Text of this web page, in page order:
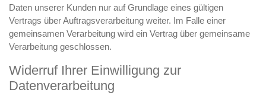
Daten unserer Kunden nur auf Grundlage eines gültigen
Vertrags über Auftragsverarbeitung weiter. Im Falle einer
gemeinsamen Verarbeitung wird ein Vertrag über gemeinsame
Verarbeitung geschlossen.
Widerruf Ihrer Einwilligung zur
Datenverarbeitung